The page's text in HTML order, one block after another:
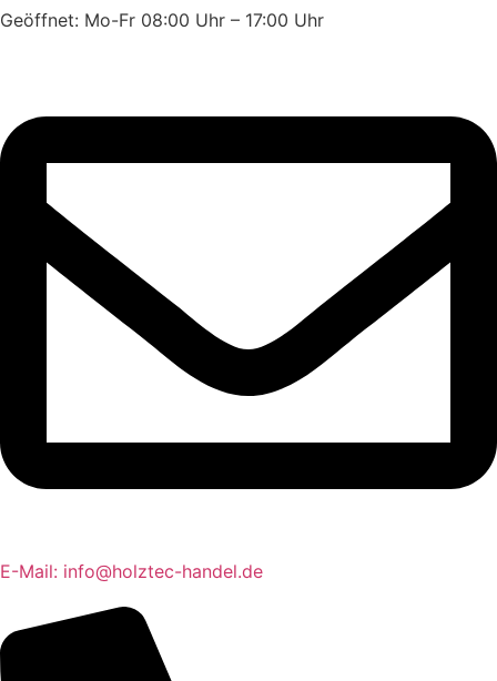
Geöffnet: Mo-Fr 08:00 Uhr – 17:00 Uhr
E-Mail: info@holztec-handel.de